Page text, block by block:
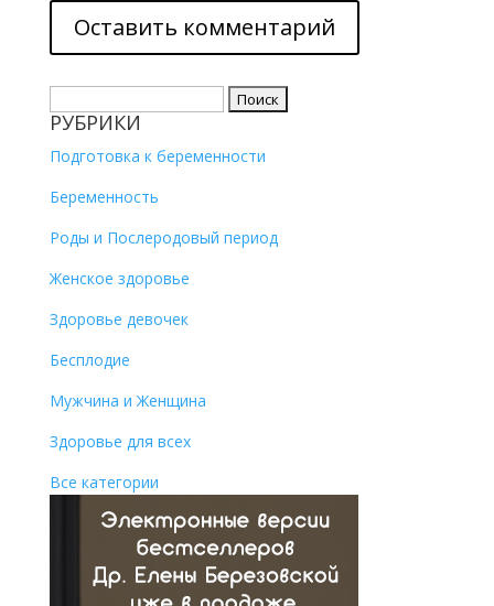
РУБРИКИ
Подготовка к беременности
Беременность
Роды и Послеродовый период
Женское здоровье
Здоровье девочек
Бесплодие
Мужчина и Женщина
Здоровье для всех
Все категории